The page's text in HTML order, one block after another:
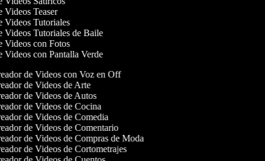
Videos Teaser
Videos Tutoriales
Videos Tutoriales de Baile
Videos con Fotos
Videos con Pantalla Verde
de Videos con Voz en Off
de Videos de Arte
de Videos de Autos
de Videos de Cocina
de Videos de Comedia
de Videos de Comentario
de Videos de Compras de Moda
de Videos de Cortometrajes